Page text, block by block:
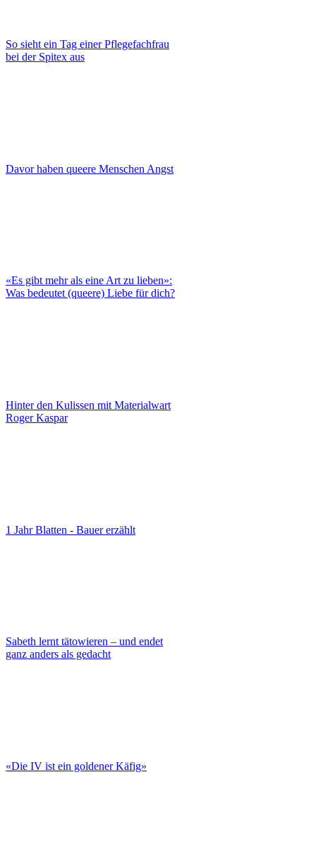
So sieht ein Tag einer Pflegefachfrau
bei der Spitex aus
Davor haben queere Menschen Angst
«Es gibt mehr als eine Art zu lieben»:
Was bedeutet (queere) Liebe für dich?
Hinter den Kulissen mit Materialwart
Roger Kaspar
1 Jahr Blatten - Bauer erzählt
Sabeth lernt tätowieren – und endet
ganz anders als gedacht
«Die IV ist ein goldener Käfig»